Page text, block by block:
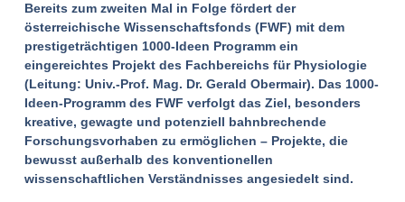
Bereits zum zweiten Mal in Folge fördert der
österreichische Wissenschaftsfonds (FWF) mit dem
prestigeträchtigen 1000-Ideen Programm ein
eingereichtes Projekt des Fachbereichs für Physiologie
(Leitung: Univ.-Prof. Mag. Dr. Gerald Obermair). Das 1000-
Ideen-Programm des FWF verfolgt das Ziel, besonders
kreative, gewagte und potenziell bahnbrechende
Forschungsvorhaben zu ermöglichen – Projekte, die
bewusst außerhalb des konventionellen
wissenschaftlichen Verständnisses angesiedelt sind.